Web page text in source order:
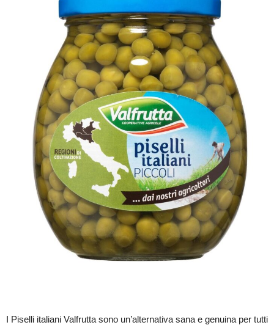
I Piselli italiani Valfrutta sono un’alternativa sana e genuina per tutti